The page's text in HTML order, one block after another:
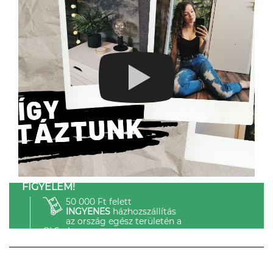
FIGYELEM!
50 000 Ft felett
INGYENESházhozszállítás
az ország egész területén a
GLS-el.